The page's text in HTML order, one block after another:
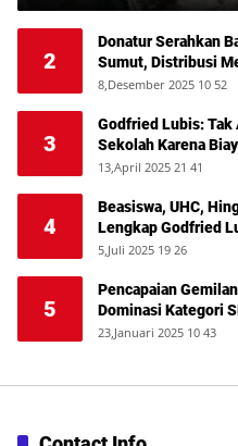
2
Donatur Serahkan
Sumut, Distribusi
8,Desember 2025 10 52
3
Godfried Lubis: Tak
Sekolah Karena
13,April 2025 21 41
4
Beasiswa, UHC,
Lengkap Godfried
5,Juli 2025 19 26
5
Pencapaian
Dominasi Kategori
23,Januari 2025 10 43